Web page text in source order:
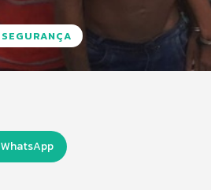
SEGURANÇA
WhatsApp